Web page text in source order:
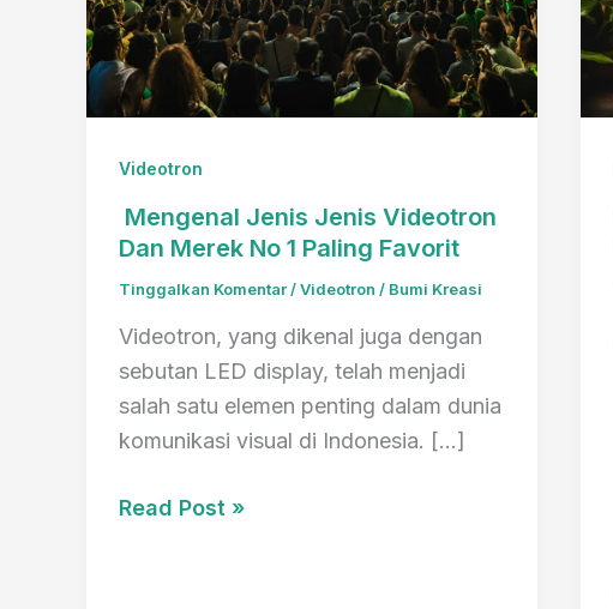
Videotron
Mengenal Jenis Jenis Videotron
Dan Merek No 1 Paling Favorit
Tinggalkan Komentar/Videotron / Bumi Kreasi
Videotron, yang dikenal juga dengan
sebutan LED display, telah menjadi
salah satu elemen penting dalam dunia
komunikasi visual di Indonesia. […]
Mengenal
Read Post »